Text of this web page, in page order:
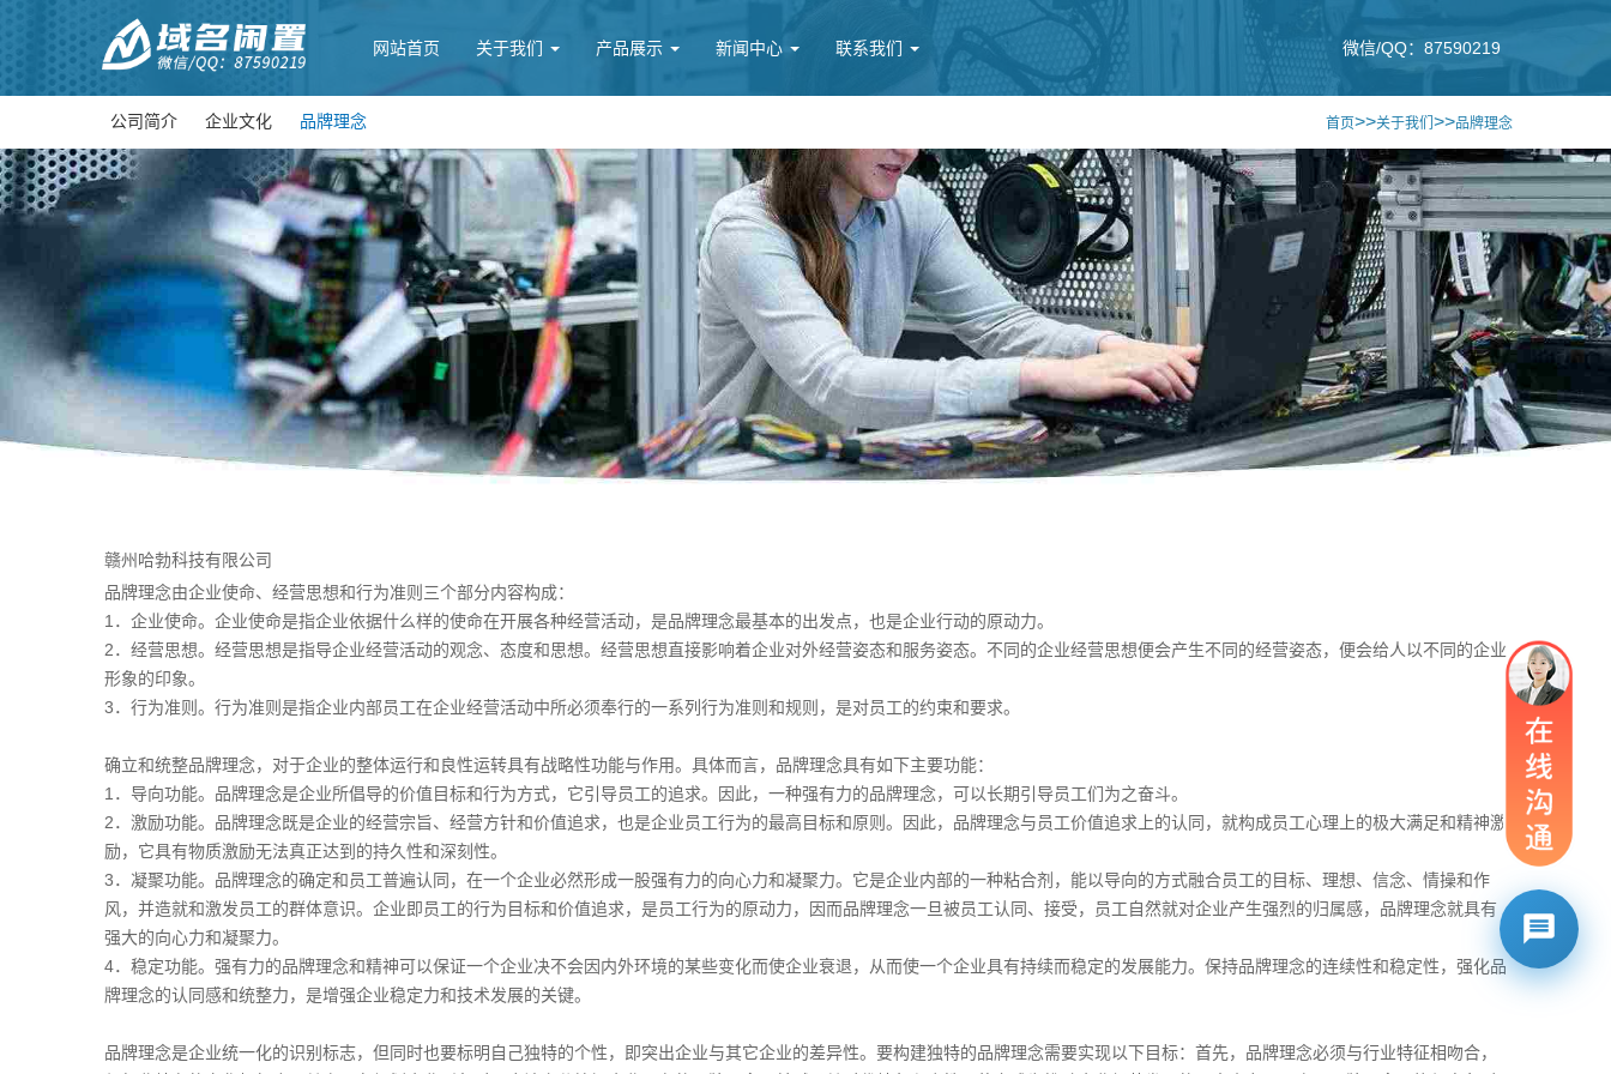
微信/QQ：87590219
网站首页 关于我们 产品展示 新闻中心 联系我们
公司简介 企业文化 品牌理念 首页>>关于我们 >>品牌理念
赣州哈勃科技有限公司
品牌理念由企业使命、经营思想和行为准则三个部分内容构成：
1．企业使命。企业使命是指企业依据什么样的使命在开展各种经营活动，是品牌理念最基本的出发点，也是企业行动的原动力。
2．经营思想。经营思想是指导企业经营活动的观念、态度和思想。经营思想直接影响着企业对外经营姿态和服务姿态。不同的企业经营思想便会产生不同的经营姿态，便会给人以不同的企业
形象的印象。
3．行为准则。行为准则是指企业内部员工在企业经营活动中所必须奉行的一系列行为准则和规则，是对员工的约束和要求。
确立和统整品牌理念，对于企业的整体运行和良性运转具有战略性功能与作用。具体而言，品牌理念具有如下主要功能：
1．导向功能。品牌理念是企业所倡导的价值目标和行为方式，它引导员工的追求。因此，一种强有力的品牌理念，可以长期引导员工们为之奋斗。
2．激励功能。品牌理念既是企业的经营宗旨、经营方针和价值追求，也是企业员工行为的最高目标和原则。因此，品牌理念与员工价值追求上的认同，就构成员工心理上的极大满足和精神激
励，它具有物质激励无法真正达到的持久性和深刻性。
3．凝聚功能。品牌理念的确定和员工普遍认同，在一个企业必然形成一股强有力的向心力和凝聚力。它是企业内部的一种粘合剂，能以导向的方式融合员工的目标、理想、信念、情操和作
风，并造就和激发员工的群体意识。企业即员工的行为目标和价值追求，是员工行为的原动力，因而品牌理念一旦被员工认同、接受，员工自然就对企业产生强烈的归属感，品牌理念就具有
强大的向心力和凝聚力。
4．稳定功能。强有力的品牌理念和精神可以保证一个企业决不会因内外环境的某些变化而使企业衰退，从而使一个企业具有持续而稳定的发展能力。保持品牌理念的连续性和稳定性，强化品
牌理念的认同感和统整力，是增强企业稳定力和技术发展的关键。
品牌理念是企业统一化的识别标志，但同时也要标明自己独特的个性，即突出企业与其它企业的差异性。要构建独特的品牌理念需要实现以下目标：首先，品牌理念必须与行业特征相吻合，